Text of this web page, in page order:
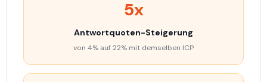
5x
Antwortquoten-Steigerung
von 4% auf 22% mit demselben ICP